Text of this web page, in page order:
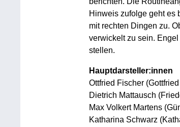
Hinweis zufolge geht es
mit rechten Dingen zu.
verwickelt zu sein.
stellen.
Hauptdarsteller:innen
Ottfried Fischer
Dietrich Mattausch
Max Volkert Martens
Katharina Schwarz